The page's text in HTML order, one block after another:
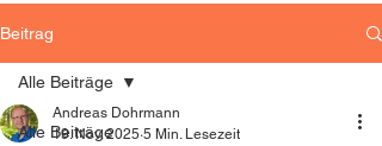
Beitrag
Alle Beiträge
Alle Beiträge
Andreas Dohrmann
19. Nov. 2025 5 Min. Lesezeit